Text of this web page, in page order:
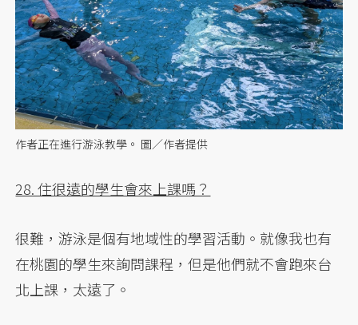
作者正在進行游泳教學。 圖／作者提供
28. 住很遠的學生會來上課嗎？
很難，游泳是個有地域性的學習活動。就像我也有
在桃園的學生來詢問課程，但是他們就不會跑來台
北上課，太遠了。